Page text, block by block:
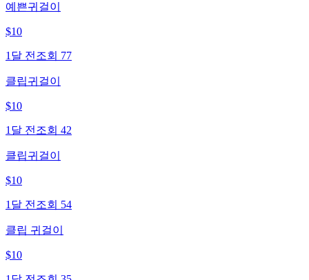
예쁜귀걸이
$10
1달 전 조회 77
클립귀걸이
$10
1달 전 조회 42
클립귀걸이
$10
1달 전 조회 54
클립 귀걸이
$10